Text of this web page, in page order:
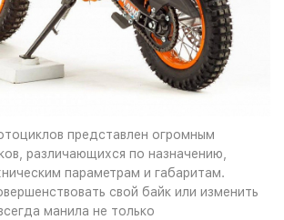
представлен огромным
различающихся по назначению,
параметрам и габаритам.
свой байк или изменить
манила не только